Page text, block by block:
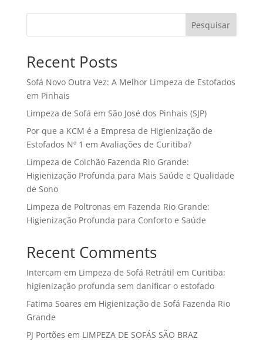
Pesquisar
Recent Posts
Sofá Novo Outra Vez: A Melhor Limpeza de Estofados
em Pinhais
Limpeza de Sofá em São José dos Pinhais (SJP)
Por que a KCM é a Empresa de Higienização de
Estofados Nº 1 em Avaliações de Curitiba?
Limpeza de Colchão Fazenda Rio Grande:
Higienização Profunda para Mais Saúde e Qualidade
de Sono
Limpeza de Poltronas em Fazenda Rio Grande:
Higienização Profunda para Conforto e Saúde
Recent Comments
Intercam em Limpeza de Sofá Retrátil em Curitiba:
higienização profunda sem danificar o estofado
Fatima Soares em Higienização de Sofá Fazenda Rio
Grande
PJ Portões em LIMPEZA DE SOFÁS SÃO BRAZ